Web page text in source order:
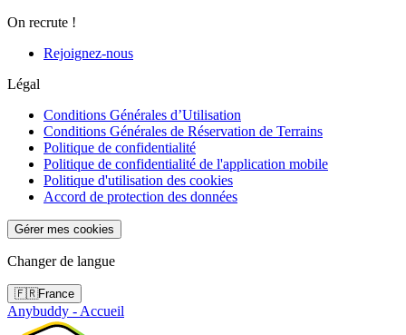
On recrute !
Rejoignez-nous
Légal
Conditions Générales d’Utilisation
Conditions Générales de Réservation de Terrains
Politique de confidentialité
Politique de confidentialité de l'application mobile
Politique d'utilisation des cookies
Accord de protection des données
Gérer mes cookies
Changer de langue
🇫🇷France
Anybuddy - Accueil